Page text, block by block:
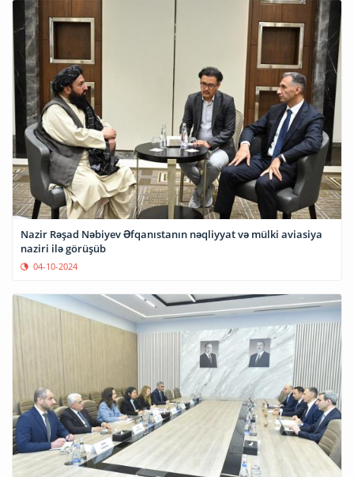
Nazir Rəşad Nəbiyev Əfqanıstanın nəqliyyat və mülki aviasiya
naziri ilə görüşüb
04-10-2024